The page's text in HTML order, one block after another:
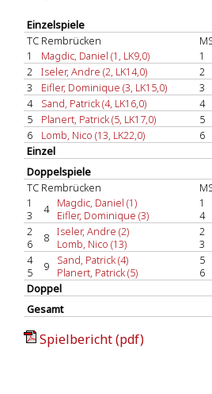
Einzelspiele
TC Rembrücken
1
Magdic, Daniel (1, LK9,0) 1
2
Iseler, Andre (2, LK14,0) 2
3
Eifler, Dominique (3, LK15,0) 3
4
Sand, Patrick (4, LK16,0) 4
5
Planert, Patrick (5, LK17,0) 5
6
Lomb, Nico (13, LK22,0) 6
Einzel
Doppelspiele
TC Rembrücken
1
3
4
Magdic, Daniel (1)
Eifler, Dominique (3)
1
4
2
6
8 Iseler, Andre (2)
Lomb, Nico (13)
2
3
4
5
9
Sand, Patrick (4)
Planert, Patrick (5)
5
6
Doppel
Gesamt
Spielbericht (pdf)